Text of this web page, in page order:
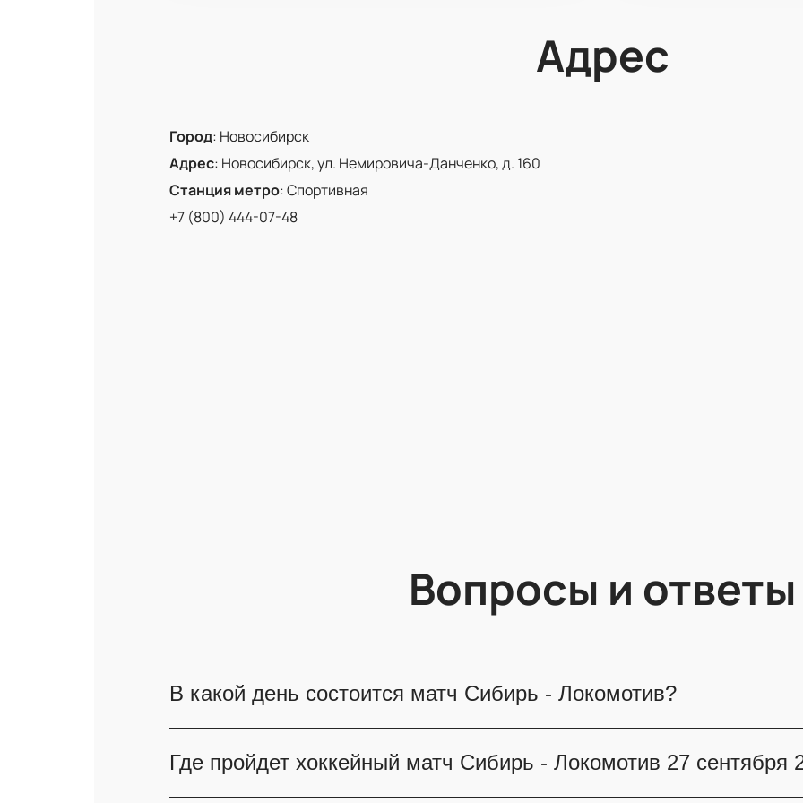
Адрес
Город: Новосибирск
Адрес: Новосибирск, ул. Немировича-Данченко, д. 160
Станция метро:Спортивная
+7 (800) 444-07-48
Вопросы и ответы
В какой день состоится матч Сибирь - Локомотив?
Игра Сибирь - Локомотив состоится 27 сентября 2026. Настоящим
заранее выбирать место на трибунах, чтобы насладиться сильным
Где пройдет хоккейный матч Сибирь - Локомотив 27 сентября